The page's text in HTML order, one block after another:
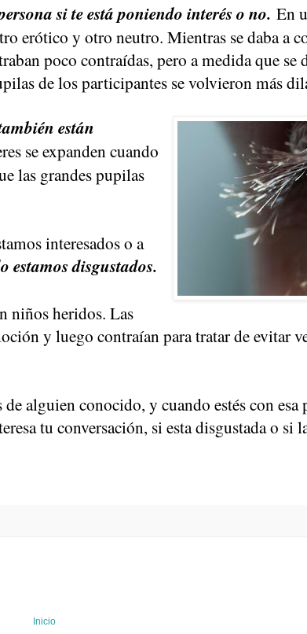
si te está poniendo interés o no. En
erótico y otro neutro. Mientras se daba a
poco contraídas, pero a medida que se
de los participantes se volvieron más
están
se expanden cuando
las grandes pupilas
interesados o a
estamos disgustados.
niños heridos. Las
y luego contraían para tratar de evitar
alguien conocido, y cuando estés con esa
tu conversación, si esta disgustada o si
Inicio